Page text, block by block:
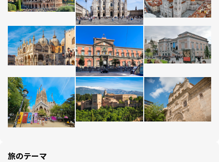
旅のテーマ